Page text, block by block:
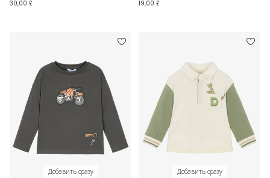
30,00 £ 19,00 £
Добавить сразу Добавить сразу